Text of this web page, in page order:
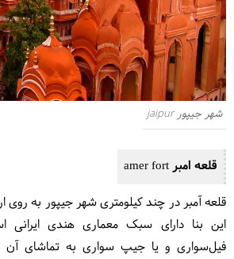
شهر جیپور jaipur
قلعه امبر amer fort
قلعه آمبر در چند کیلومتری شهر جیپور به روی
این بنا دارای سبک معماری هندی ایرانی
فیل‌سواری و یا جیپ سواری به تماشای آن